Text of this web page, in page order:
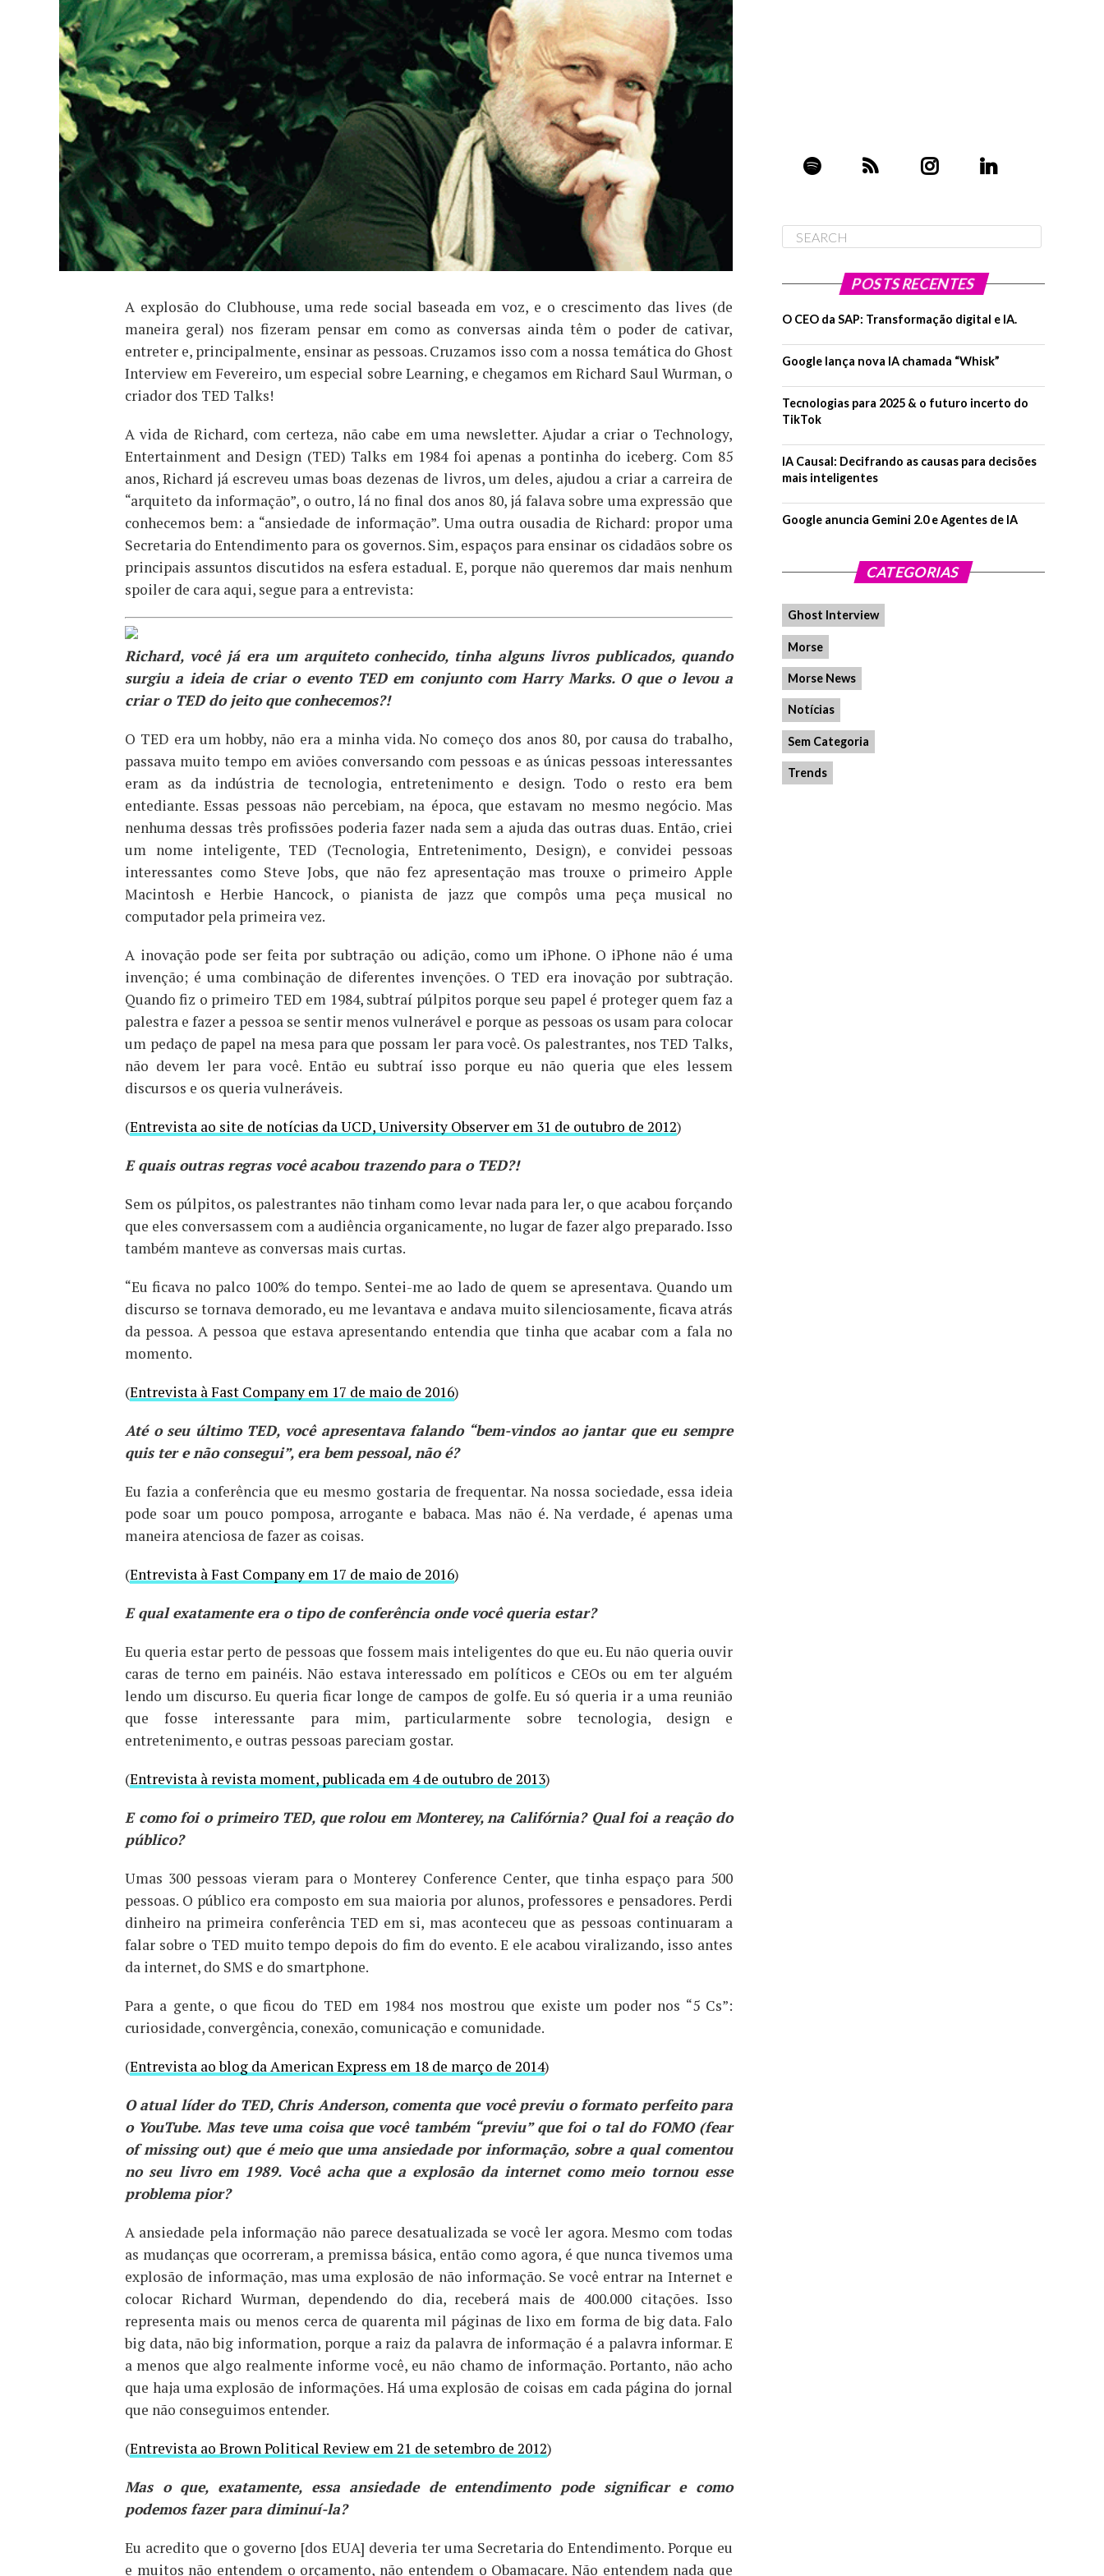
A explosão do Clubhouse, uma rede social baseada em voz, e o crescimento das lives (de
maneira geral) nos fizeram pensar em como as conversas ainda têm o poder de cativar,
entreter e, principalmente, ensinar as pessoas. Cruzamos isso com a nossa temática do Ghost
Interview em Fevereiro, um especial sobre Learning, e chegamos em Richard Saul Wurman, o
criador dos TED Talks!
A vida de Richard, com certeza, não cabe em uma newsletter. Ajudar a criar o Technology,
Entertainment and Design (TED) Talks em 1984 foi apenas a pontinha do iceberg. Com 85
anos, Richard já escreveu umas boas dezenas de livros, um deles, ajudou a criar a carreira de
“arquiteto da informação”, o outro, lá no final dos anos 80, já falava sobre uma expressão que
conhecemos bem: a “ansiedade de informação”. Uma outra ousadia de Richard: propor uma
Secretaria do Entendimento para os governos. Sim, espaços para ensinar os cidadãos sobre os
principais assuntos discutidos na esfera estadual. E, porque não queremos dar mais nenhum
spoiler de cara aqui, segue para a entrevista:
Richard, você já era um arquiteto conhecido, tinha alguns livros publicados, quando
surgiu a ideia de criar o evento TED em conjunto com Harry Marks. O que o levou a
criar o TED do jeito que conhecemos?!
O TED era um hobby, não era a minha vida. No começo dos anos 80, por causa do trabalho,
passava muito tempo em aviões conversando com pessoas e as únicas pessoas interessantes
eram as da indústria de tecnologia, entretenimento e design. Todo o resto era bem
entediante. Essas pessoas não percebiam, na época, que estavam no mesmo negócio. Mas
nenhuma dessas três profissões poderia fazer nada sem a ajuda das outras duas. Então, criei
um nome inteligente, TED (Tecnologia, Entretenimento, Design), e convidei pessoas
interessantes como Steve Jobs, que não fez apresentação mas trouxe o primeiro Apple
Macintosh e Herbie Hancock, o pianista de jazz que compôs uma peça musical no
computador pela primeira vez.
A inovação pode ser feita por subtração ou adição, como um iPhone. O iPhone não é uma
invenção; é uma combinação de diferentes invenções. O TED era inovação por subtração.
Quando fiz o primeiro TED em 1984, subtraí púlpitos porque seu papel é proteger quem faz a
palestra e fazer a pessoa se sentir menos vulnerável e porque as pessoas os usam para colocar
um pedaço de papel na mesa para que possam ler para você. Os palestrantes, nos TED Talks,
não devem ler para você. Então eu subtraí isso porque eu não queria que eles lessem
discursos e os queria vulneráveis.
(Entrevista ao site de notícias da UCD, University Observer em 31 de outubro de 2012)
E quais outras regras você acabou trazendo para o TED?!
Sem os púlpitos, os palestrantes não tinham como levar nada para ler, o que acabou forçando
que eles conversassem com a audiência organicamente, no lugar de fazer algo preparado. Isso
também manteve as conversas mais curtas.
“Eu ficava no palco 100% do tempo. Sentei-me ao lado de quem se apresentava. Quando um
discurso se tornava demorado, eu me levantava e andava muito silenciosamente, ficava atrás
da pessoa. A pessoa que estava apresentando entendia que tinha que acabar com a fala no
momento.
(Entrevista à Fast Company em 17 de maio de 2016)
Até o seu último TED, você apresentava falando “bem-vindos ao jantar que eu sempre
quis ter e não consegui”, era bem pessoal, não é?
Eu fazia a conferência que eu mesmo gostaria de frequentar. Na nossa sociedade, essa ideia
pode soar um pouco pomposa, arrogante e babaca. Mas não é. Na verdade, é apenas uma
maneira atenciosa de fazer as coisas.
(Entrevista à Fast Company em 17 de maio de 2016)
E qual exatamente era o tipo de conferência onde você queria estar?
Eu queria estar perto de pessoas que fossem mais inteligentes do que eu. Eu não queria ouvir
caras de terno em painéis. Não estava interessado em políticos e CEOs ou em ter alguém
lendo um discurso. Eu queria ficar longe de campos de golfe. Eu só queria ir a uma reunião
que fosse interessante para mim, particularmente sobre tecnologia, design e
entretenimento, e outras pessoas pareciam gostar.
(Entrevista à revista moment, publicada em 4 de outubro de 2013)
E como foi o primeiro TED, que rolou em Monterey, na Califórnia? Qual foi a reação do
público?
Umas 300 pessoas vieram para o Monterey Conference Center, que tinha espaço para 500
pessoas. O público era composto em sua maioria por alunos, professores e pensadores. Perdi
dinheiro na primeira conferência TED em si, mas aconteceu que as pessoas continuaram a
falar sobre o TED muito tempo depois do fim do evento. E ele acabou viralizando, isso antes
da internet, do SMS e do smartphone.
Para a gente, o que ficou do TED em 1984 nos mostrou que existe um poder nos “5 Cs”:
curiosidade, convergência, conexão, comunicação e comunidade.
(Entrevista ao blog da American Express em 18 de março de 2014)
O atual líder do TED, Chris Anderson, comenta que você previu o formato perfeito para
o YouTube. Mas teve uma coisa que você também “previu” que foi o tal do FOMO (fear
of missing out) que é meio que uma ansiedade por informação, sobre a qual comentou
no seu livro em 1989. Você acha que a explosão da internet como meio tornou esse
problema pior?
A ansiedade pela informação não parece desatualizada se você ler agora. Mesmo com todas
as mudanças que ocorreram, a premissa básica, então como agora, é que nunca tivemos uma
explosão de informação, mas uma explosão de não informação. Se você entrar na Internet e
colocar Richard Wurman, dependendo do dia, receberá mais de 400.000 citações. Isso
representa mais ou menos cerca de quarenta mil páginas de lixo em forma de big data. Falo
big data, não big information, porque a raiz da palavra de informação é a palavra informar. E
a menos que algo realmente informe você, eu não chamo de informação. Portanto, não acho
que haja uma explosão de informações. Há uma explosão de coisas em cada página do jornal
que não conseguimos entender.
(Entrevista ao Brown Political Review em 21 de setembro de 2012)
Mas o que, exatamente, essa ansiedade de entendimento pode significar e como
podemos fazer para diminuí-la?
Eu acredito que o governo [dos EUA] deveria ter uma Secretaria do Entendimento. Porque eu
e muitos não entendem o orçamento, não entendem o Obamacare. Não entendem nada que
POSTS RECENTES
O CEO da SAP: Transformação digital e IA.
Google lança nova IA chamada “Whisk”
Tecnologias para 2025 & o futuro incerto do
TikTok
IA Causal: Decifrando as causas para decisões
mais inteligentes
Google anuncia Gemini 2.0 e Agentes de IA
CATEGORIAS
Ghost Interview
Morse
Morse News
Notícias
Sem Categoria
Trends